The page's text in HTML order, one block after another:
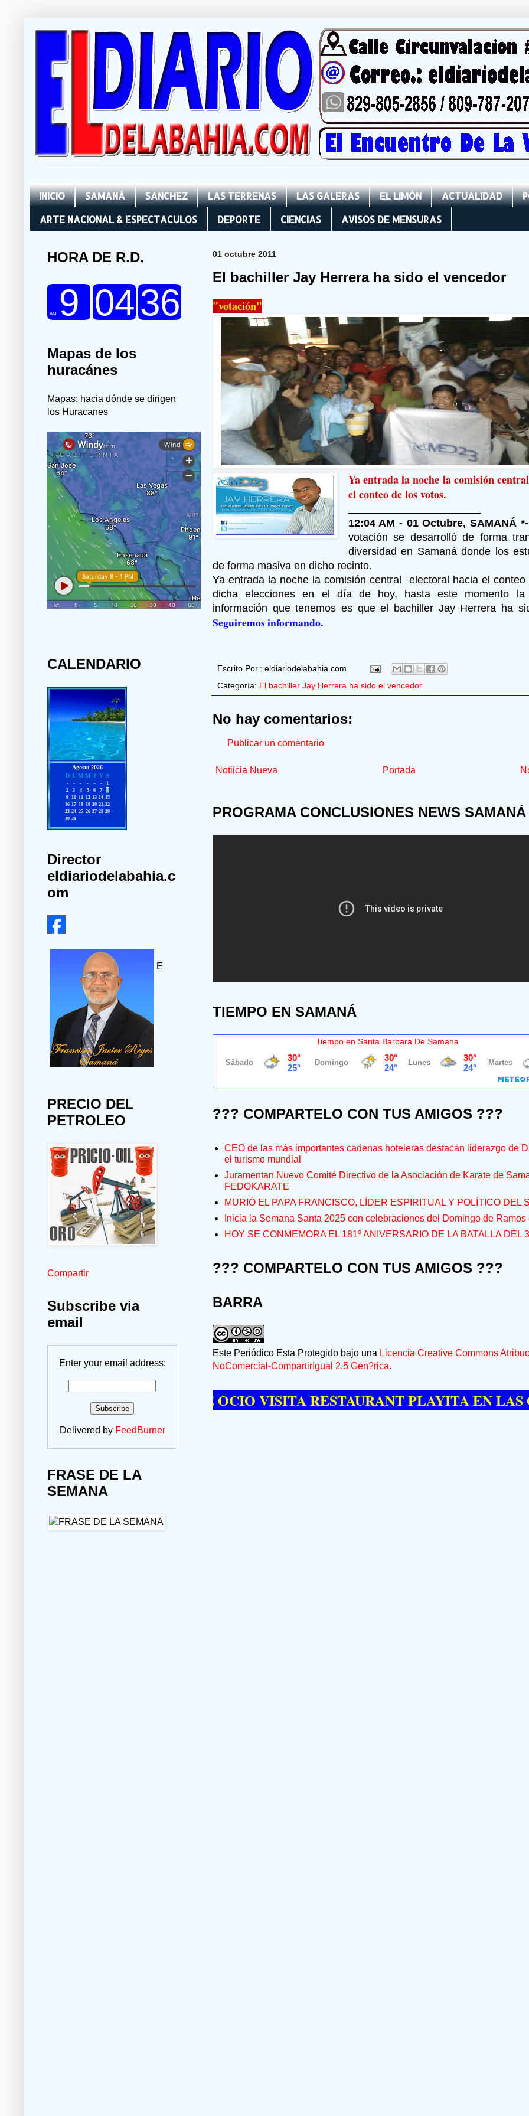
INICIO SAMANÁ SANCHEZ LAS TERRENAS LAS GALERAS EL LIMÓN ACTUALIDAD
ARTE NACIONAL & ESPECTACULOS
DEPORTE CIENCIAS AVISOS DE MENSURAS
01 octubre 2011
El bachiller Jay Herrera ha sido el vencedor
"votación"
Ya entrada la noche la comisión
el conteo de los votos.
12:04 AM - 01 Octubre, SAMANÁ
votación se desarrolló de forma
diversidad en Samaná donde los
de forma masiva en dicho recinto.
Ya entrada la noche la comisión central
electoral hacia el
dicha elecciones en el día de hoy, hasta este momento la
información que tenemos es que el bachiller Jay Herrera ha
Seguiremos informando.
Escrito Por.: eldiariodelabahia.com
Categoría: El bachiller Jay Herrera ha sido el vencedor
No hay comentarios:
Publicar un comentario
Notiicia Nueva Portada
PROGRAMA CONCLUSIONES NEWS SAMANÁ
TIEMPO EN SAMANÁ
Tiempo en Santa Barbara De Samana
??? COMPARTELO CON TUS AMIGOS ???
CEO de las más importantes cadenas hoteleras destacan liderazgo de
el turismo mundial
Juramentan Nuevo Comité Directivo de la Asociación de Karate de
FEDOKARATE
MURIÓ EL PAPA FRANCISCO, LÍDER ESPIRITUAL Y POLÍTICO DEL
Inicia la Semana Santa 2025 con celebraciones del Domingo de
HOY SE CONMEMORA EL 181º ANIVERSARIO DE LA BATALLA DEL
??? COMPARTELO CON TUS AMIGOS ???
BARRA
Este Periódico Esta Protegido bajo una Licencia Creative Commons
NoComercial-CompartirIgual 2.5 Gen?rica.
UN MOMENTO DE OCIO VISITA RESTAURANT PLAYITA EN LAS
HORA DE R.D.
Mapas de los
huracánes
Mapas: hacia dónde se dirigen
los Huracanes
CALENDARIO
Director
eldiariodelabahia.c
om
E
PRECIO DEL
PETROLEO
Compartir
Subscribe via
email
Enter your email address:
Delivered by FeedBurner
FRASE DE LA
SEMANA